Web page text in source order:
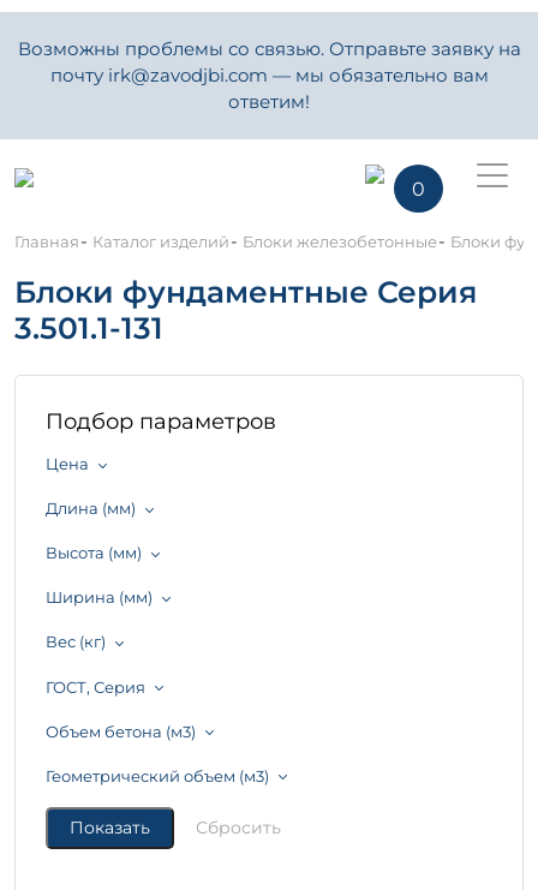
Возможны проблемы со связью. Отправьте заявку на
почту irk@zavodjbi.com — мы обязательно вам
ответим!
0
Главная- Каталог изделий- Блоки железобетонные- Блоки
Блоки фундаментные Серия
3.501.1-131
Подбор параметров
Цена
Длина (мм)
Высота (мм)
Ширина (мм)
Вес (кг)
ГОСТ, Серия
Объем бетона (м3)
Геометрический объем (м3)